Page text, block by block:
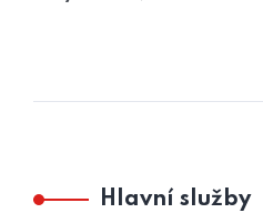
Hlavní služby